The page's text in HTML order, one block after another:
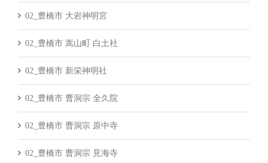
02_豊橋市 大岩神明宮
02_豊橋市 嵩山町 白土社
02_豊橋市 新栄神明社
02_豊橋市 曹洞宗 全久院
02_豊橋市 曹洞宗 原中寺
02_豊橋市 曹洞宗 見海寺